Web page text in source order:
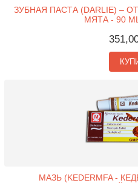
ЗУБНАЯ ПАСТА (DARLIE) –
МЯТА - 90
МАЗЬ (KEDERMFA -